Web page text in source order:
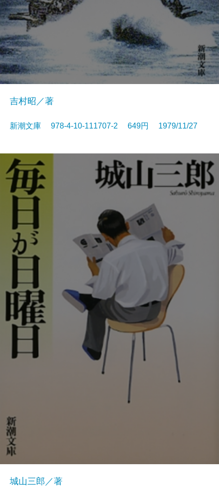
吉村昭／著
新潮文庫 978-4-10-111707-2 649円 1979/11/27
城山三郎／著